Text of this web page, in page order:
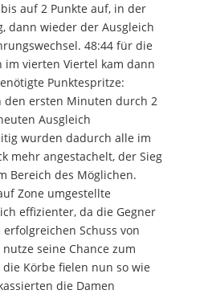
auf 2 Punkte auf, in der
dann wieder der Ausgleich
48:44 für die
im vierten Viertel kam dann
Punktespritze:
den ersten Minuten durch 2
Ausgleich
wurden dadurch alle im
mehr angestachelt, der Sieg
Bereich des Möglichen.
Zone umgestellte
effizienter, da die Gegner
Schuss von
seine Chance zum
Körbe fielen nun so wie
die Damen